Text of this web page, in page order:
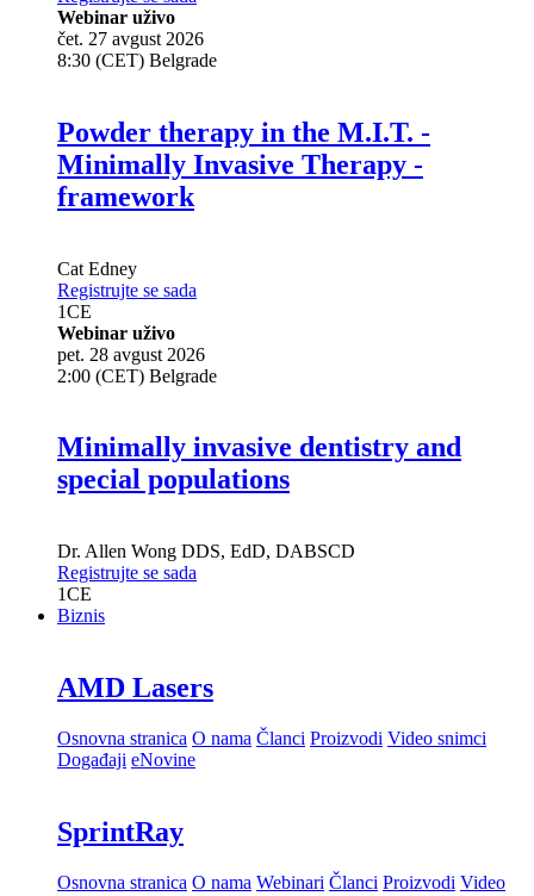
Webinar uživo
čet. 27 avgust 2026
8:30 (CET) Belgrade
Powder therapy in the M.I.T. -
Minimally Invasive Therapy -
framework
Cat Edney
Registrujte se sada
1CE
Webinar uživo
pet. 28 avgust 2026
2:00 (CET) Belgrade
Minimally invasive dentistry and
special populations
Dr. Allen Wong DDS, EdD, DABSCD
Registrujte se sada
1CE
Biznis
AMD Lasers
Osnovna stranica O nama Članci Proizvodi Video snimci
Događaji eNovine
SprintRay
Osnovna stranica O nama Webinari Članci Proizvodi Video